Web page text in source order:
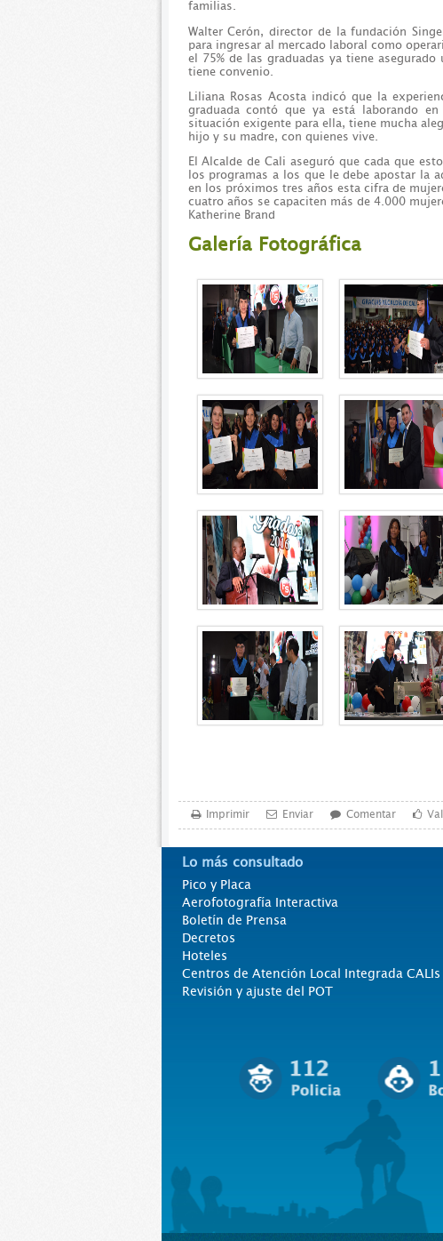
familias.
Walter Cerón, director de la fundación
para ingresar al mercado laboral como
el 75% de las graduadas ya tiene
tiene convenio.
Liliana Rosas Acosta indicó que la
graduada contó que ya está laborando
situación exigente para ella, tiene mucha
hijo y su madre, con quienes vive.
El Alcalde de Cali aseguró que cada que
los programas a los que le debe apostar la
en los próximos tres años esta cifra de
cuatro años se capaciten más de 4.000
Katherine Brand
Galería Fotográfica
Imprimir Enviar Comentar
Lo más consultado
Pico y Placa
Aerofotografía Interactiva
Boletín de Prensa
Decretos
Hoteles
Centros de Atención Local Integrada CALIs
Revisión y ajuste del POT